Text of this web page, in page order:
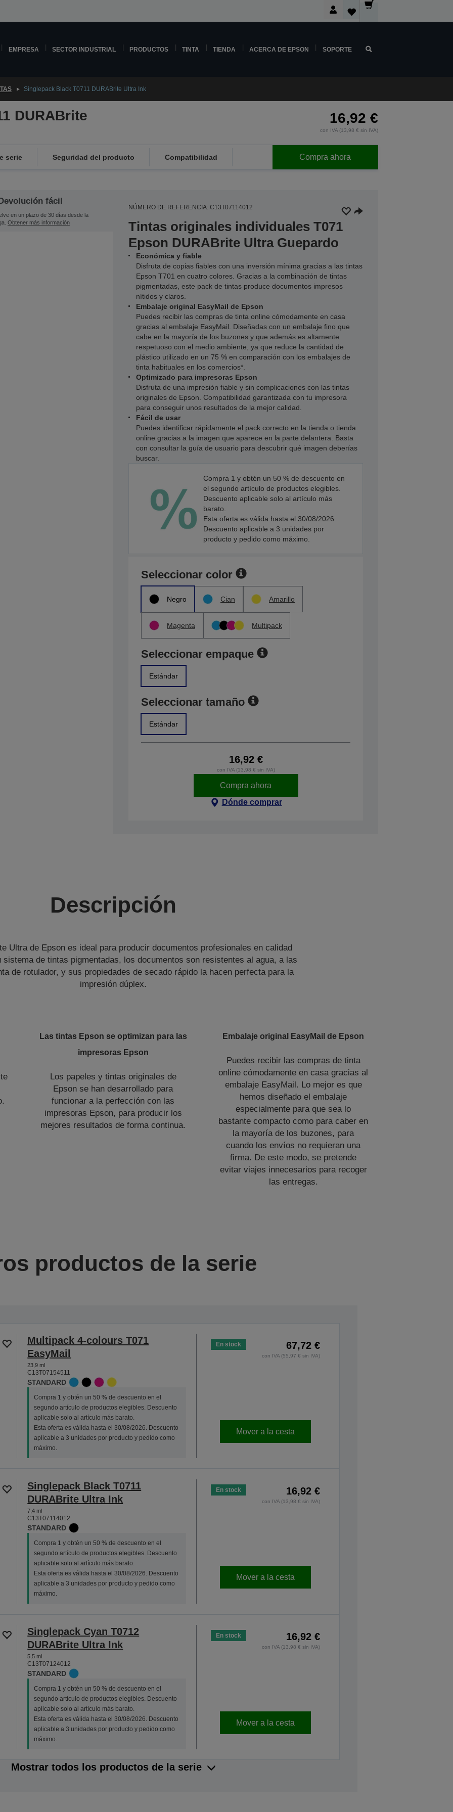
EMPRESA SECTOR INDUSTRIAL PRODUCTOS TINTA TIENDA ACERCA DE EPSON SOPORTE
Singlepack Black T0711 DURABrite Ultra Ink
DURABrite 16,92 €
con IVA (13,98 € sin IVA)
serie Seguridad del producto Compatibilidad Compra ahora
fácil
en un plazo de 30 días desde la
Obtener más información
NÚMERO DE REFERENCIA: C13T07114012
Tintas originales individuales T071
Epson DURABrite Ultra Guepardo
Económica y fiable
Disfruta de copias fiables con una inversión mínima gracias a las tintas
Epson T701 en cuatro colores. Gracias a la combinación de tintas
pigmentadas, este pack de tintas produce documentos impresos
nítidos y claros.
Embalaje original EasyMail de Epson
Puedes recibir las compras de tinta online cómodamente en casa
gracias al embalaje EasyMail. Diseñadas con un embalaje fino que
cabe en la mayoría de los buzones y que además es altamente
respetuoso con el medio ambiente, ya que reduce la cantidad de
plástico utilizado en un 75 % en comparación con los embalajes de
tinta habituales en los comercios*.
Optimizado para impresoras Epson
Disfruta de una impresión fiable y sin complicaciones con las tintas
originales de Epson. Compatibilidad garantizada con tu impresora
para conseguir unos resultados de la mejor calidad.
Fácil de usar
Puedes identificar rápidamente el pack correcto en la tienda o tienda
online gracias a la imagen que aparece en la parte delantera. Basta
con consultar la guía de usuario para descubrir qué imagen deberías
buscar.
Compra 1 y obtén un 50 % de descuento en
el segundo artículo de productos elegibles.
Descuento aplicable solo al artículo más
barato.
Esta oferta es válida hasta el 30/08/2026.
Descuento aplicable a 3 unidades por
producto y pedido como máximo.
Seleccionar color
Negro Cian Amarillo
Magenta Multipack
Seleccionar empaque
Estándar
Seleccionar tamaño
Estándar
16,92 €
con IVA (13,98 € sin IVA)
Compra ahora
Dónde comprar
Descripción
Ultra de Epson es ideal para producir documentos profesionales en calidad
de tintas pigmentadas, los documentos son resistentes al agua, a las
de rotulador, y sus propiedades de secado rápido la hacen perfecta para la
impresión dúplex.
Las tintas Epson se optimizan para las
impresoras Epson
Los papeles y tintas originales de
Epson se han desarrollado para
funcionar a la perfección con las
impresoras Epson, para producir los
mejores resultados de forma continua.
Embalaje original EasyMail de Epson
Puedes recibir las compras de tinta
online cómodamente en casa gracias al
embalaje EasyMail. Lo mejor es que
hemos diseñado el embalaje
especialmente para que sea lo
bastante compacto como para caber en
la mayoría de los buzones, para
cuando los envíos no requieran una
firma. De este modo, se pretende
evitar viajes innecesarios para recoger
las entregas.
productos de la serie
Multipack 4-colours T071
EasyMail
23,9 ml
C13T07154511
STANDARD
Compra 1 y obtén un 50 % de descuento en el
segundo artículo de productos elegibles. Descuento
aplicable solo al artículo más barato.
Esta oferta es válida hasta el 30/08/2026. Descuento
aplicable a 3 unidades por producto y pedido como
máximo.
En stock 67,72 €
con IVA (55,97 € sin IVA)
Mover a la cesta
Singlepack Black T0711
DURABrite Ultra Ink
7,4 ml
C13T07114012
STANDARD
Compra 1 y obtén un 50 % de descuento en el
segundo artículo de productos elegibles. Descuento
aplicable solo al artículo más barato.
Esta oferta es válida hasta el 30/08/2026. Descuento
aplicable a 3 unidades por producto y pedido como
máximo.
En stock 16,92 €
con IVA (13,98 € sin IVA)
Mover a la cesta
Singlepack Cyan T0712
DURABrite Ultra Ink
5,5 ml
C13T07124012
STANDARD
Compra 1 y obtén un 50 % de descuento en el
segundo artículo de productos elegibles. Descuento
aplicable solo al artículo más barato.
Esta oferta es válida hasta el 30/08/2026. Descuento
aplicable a 3 unidades por producto y pedido como
máximo.
En stock 16,92 €
con IVA (13,98 € sin IVA)
Mover a la cesta
Mostrar todos los productos de la serie